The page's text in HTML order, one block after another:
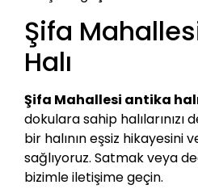
Şifa
Halı
Şifa Mahallesi antika
dokulara sahip
bir halının eşsiz hikayesini
sağlıyoruz. Satmak veya
bizimle iletişime geçin.